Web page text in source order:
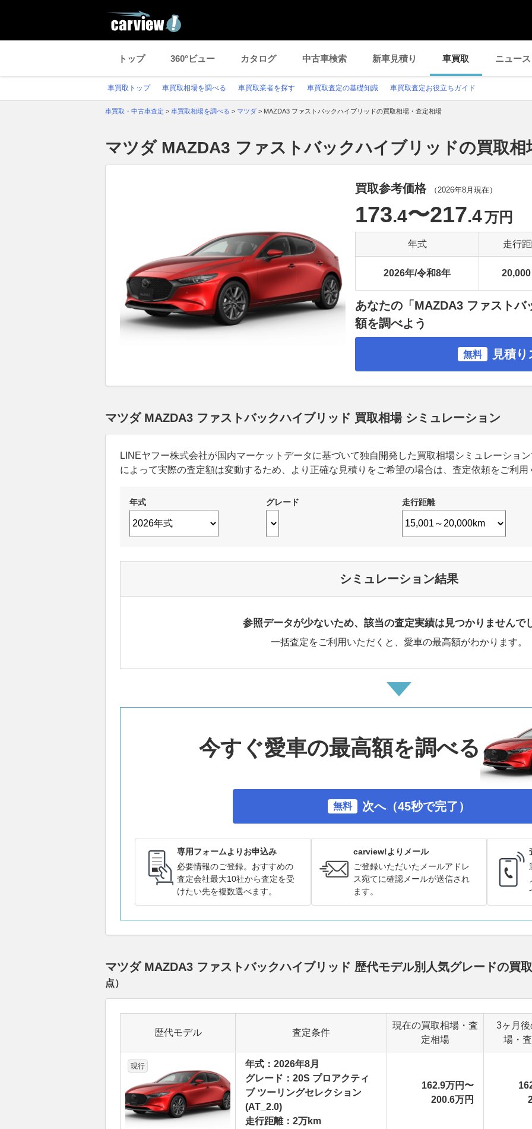
トップ 360°ビュー カタログ 中古車検索 新車見積り 車買取 ニュース
車買取トップ 車買取相場を調べる 車買取業者を探す 車買取査定の基礎知識 車買取査定お役立ちガイド
車買取・中古車査定 > 車買取相場を調べる > マツダ > MAZDA3 ファストバックハイブリッドの買取相場・査定相場
マツダ MAZDA3 ファストバックハイブリッドの買取相
買取参考価格 （2026年8月 現在）
173.4〜217.4万円
年式 走行
2026年/令和8年 20,000
あなたの「MAZDA3 ファストバ
額を調べよう
無料 見積
マツダ MAZDA3 ファストバックハイブリッド 買取相場 シミュレーション
LINEヤフー株式会社が国内マーケットデータに基づいて独自開発した買取相場シミュレーショ
によって実際の査定額は変動するため、より正確な見積りをご希望の場合は、査定依頼をご利用
年式 グレード 走行距離
シミュレーション結果
参照データが少ないため、該当の査定実績は見つかりませんで
一括査定をご利用いただくと、愛車の最高額がわかります。
今すぐ愛車の最高額を調べる
無料 次へ（45秒で完了）
専用フォームよりお申込み
必要情報のご登録。おすすめの
査定会社最大10社から査定を受
けたい先を複数選べます。
carview!よりメール
ご登録いただいたメールアドレ
ス宛てに確認メールが送信され
ます。
マツダ MAZDA3 ファストバックハイブリッド 歴代モデル別人気グレードの買
点）
歴代モデル 査定条件
現在の買取相場・査
定相場
3ヶ月
場・
現行
年式：2026年8月
グレード：20S プロアクティ
ブ ツーリングセレクション
(AT_2.0)
走行距離：2万km
162.9万円〜
200.6万円